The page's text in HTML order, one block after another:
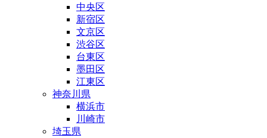
中央区
新宿区
文京区
渋谷区
台東区
墨田区
江東区
神奈川県
横浜市
川崎市
埼玉県